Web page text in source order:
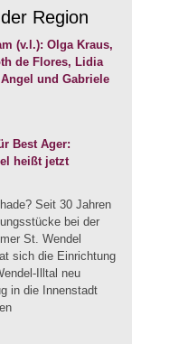
Region
Best Ager:
heißt jetzt
Seit 30 Jahren
bei der
St. Wendel
sich die Einrichtung
Illtal neu
in die Innenstadt